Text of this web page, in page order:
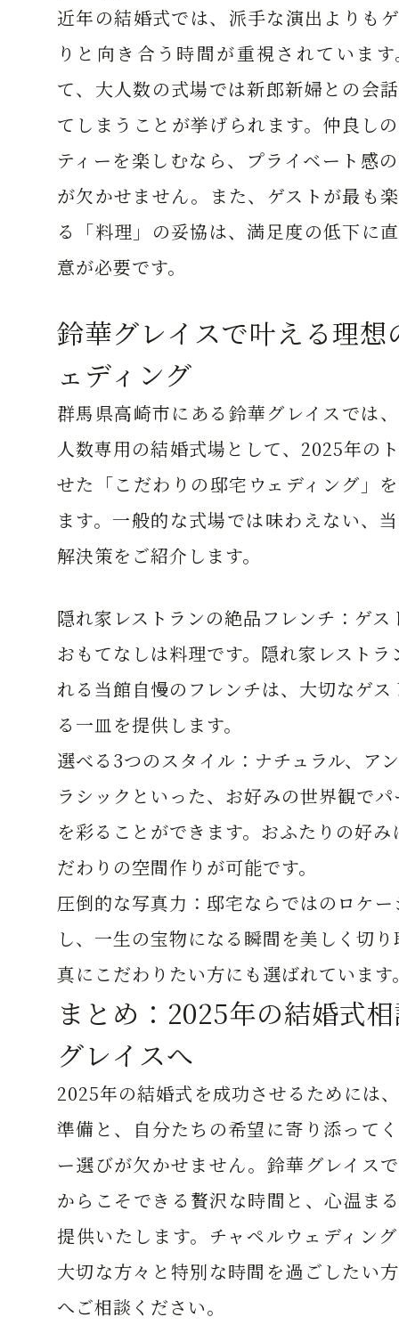
近年の結婚式では、派手な演出よりも
りと向き合う時間が重視されていま
て、大人数の式場では新郎新婦との会
てしまうことが挙げられます。仲良し
ティーを楽しむなら、プライベート感
が欠かせません。また、ゲストが最も
る「料理」の妥協は、満足度の低下に
意が必要です。
鈴華グレイスで叶える理想
ェディング
群馬県高崎市にある鈴華グレイスでは
人数専用の結婚式場として、2025年の
せた「こだわりの邸宅ウェディング」
ます。一般的な式場では味わえない、
解決策をご紹介します。
隠れ家レストランの絶品フレンチ： ゲス
おもてなしは料理です。隠れ家レストラ
れる当館自慢のフレンチは、大切なゲ
る一皿を提供します。
選べる3つのスタイル： ナチュラル、ア
ラシックといった、お好みの世界観で
を彩ることができます。おふたりの好
だわりの空間作りが可能です。
圧倒的な写真力： 邸宅ならではのロケ
し、一生の宝物になる瞬間を美しく切
真にこだわりたい方にも選ばれています
まとめ：2025年の結婚式
グレイスへ
2025年の結婚式を成功させるためには
準備と、自分たちの希望に寄り添って
ー選びが欠かせません。鈴華グレイス
からこそできる贅沢な時間と、心温ま
提供いたします。チャペルウェディン
大切な方々と特別な時間を過ごしたい
へご相談ください。